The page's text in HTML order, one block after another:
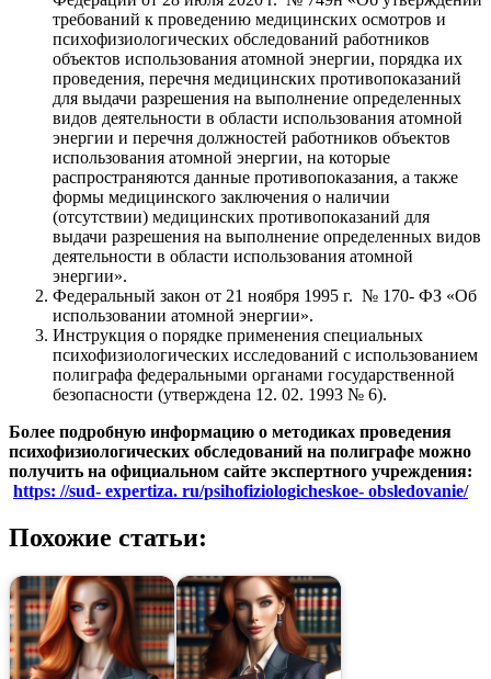
требований к проведению медицинских осмотров и
психофизиологических обследований работников
объектов использования атомной энергии, порядка их
проведения, перечня медицинских противопоказаний
для выдачи разрешения на выполнение определенных
видов деятельности в области использования атомной
энергии и перечня должностей работников объектов
использования атомной энергии, на которые
распространяются данные противопоказания, а также
формы медицинского заключения о наличии
(отсутствии) медицинских противопоказаний для
выдачи разрешения на выполнение определенных видов
деятельности в области использования атомной
энергии».
Федеральный закон от 21 ноября 1995 г. № 170- ФЗ «Об
использовании атомной энергии».
Инструкция о порядке применения специальных
психофизиологических исследований с использованием
полиграфа федеральными органами государственной
безопасности (утверждена 12. 02. 1993 № 6).
Более подробную информацию о методиках проведения
психофизиологических обследований на полиграфе можно
получить на официальном сайте экспертного учреждения:
https: //sud- expertiza. ru/psihofiziologicheskoe- obsledovanie/
Похожие статьи: